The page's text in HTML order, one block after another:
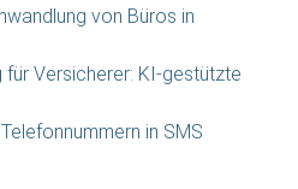
von Büros in
für Versicherer: KI-gestützte
in SMS